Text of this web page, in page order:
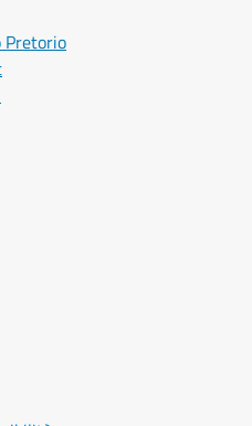
Pretorio